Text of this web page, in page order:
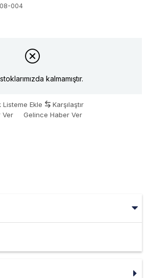
004
kalmamıştır.
Listeme Ekle
Karşılaştır
Ver
Gelince Haber Ver